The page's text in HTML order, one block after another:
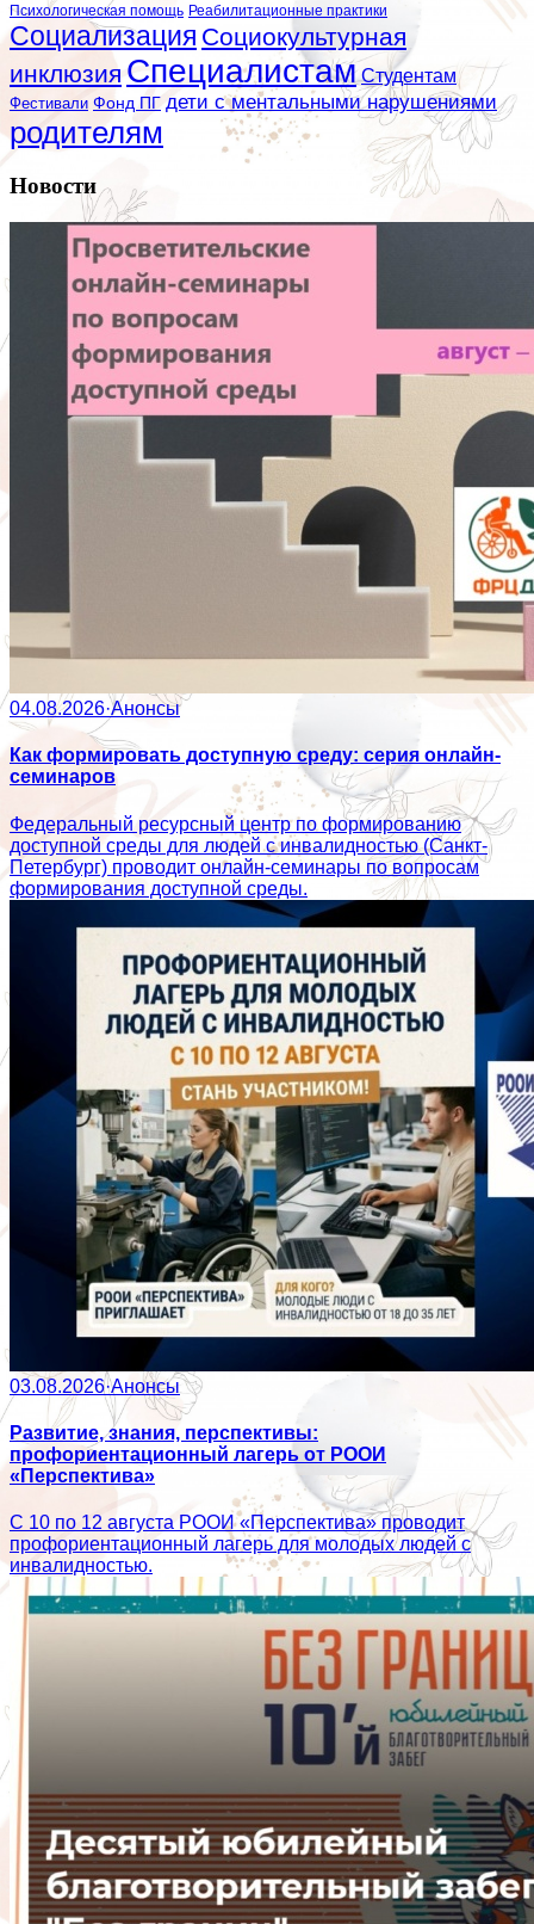
Психологическая помощь Реабилитационные практики
Социализация Социокультурная
инклюзия Специалистам Студентам
Фестивали Фонд ПГ дети с ментальными нарушениями
родителям
Новости
04.08.2026·Анонсы
Как формировать доступную среду: серия онлайн-
семинаров
Федеральный ресурсный центр по формированию
доступной среды для людей с инвалидностью (Санкт-
Петербург) проводит онлайн-семинары по вопросам
формирования доступной среды.
03.08.2026·Анонсы
Развитие, знания, перспективы:
профориентационный лагерь от РООИ
«Перспектива»
С 10 по 12 августа РООИ «Перспектива» проводит
профориентационный лагерь для молодых людей с
инвалидностью.